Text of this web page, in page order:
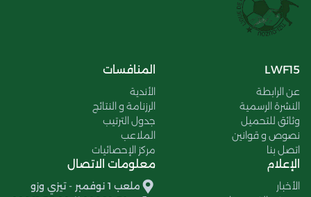
LWF15
عن الرابطة
النشرة الرسمية
وثائق للتحميل
نصوص و قوانين
اتصل بنا
المنافسات
الأندية
الرزنامة و النتائج
جدول الترتيب
الملاعب
مركز الإحصائيات
الإعلام
الأخبار
معلومات الاتصال
ملعب 1 نوفمبر - تيزي وزو